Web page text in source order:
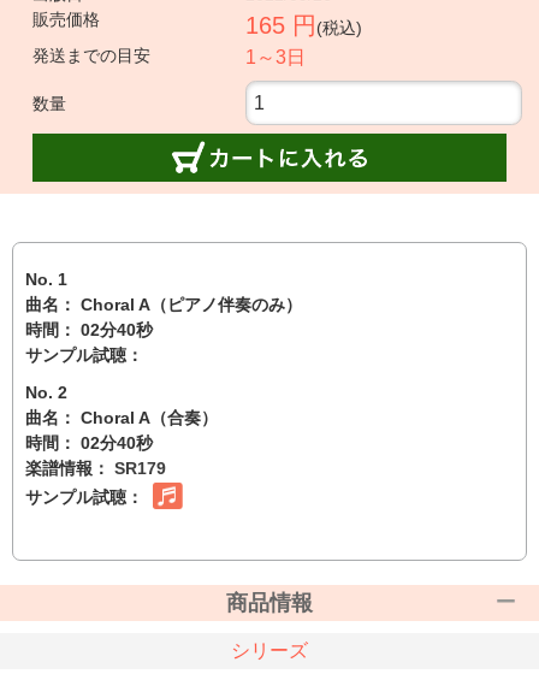
販売価格
165 円 (税込)
発送までの目安
1～3日
数量
No. 1
曲名： Choral A（ピアノ伴奏のみ）
時間： 02分40秒
サンプル試聴：
No. 2
曲名： Choral A（合奏）
時間： 02分40秒
楽譜情報： SR179
サンプル試聴：
商品情報
シリーズ